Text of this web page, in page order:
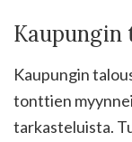
Kaupungin
Kaupungin
tonttien
tarkasteluista.